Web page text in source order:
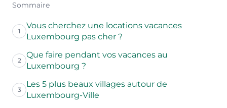
Sommaire
1
Vous cherchez une locations vacances
Luxembourg pas cher ?
2
Que faire pendant vos vacances au
Luxembourg ?
3
Les 5 plus beaux villages autour de
Luxembourg-Ville